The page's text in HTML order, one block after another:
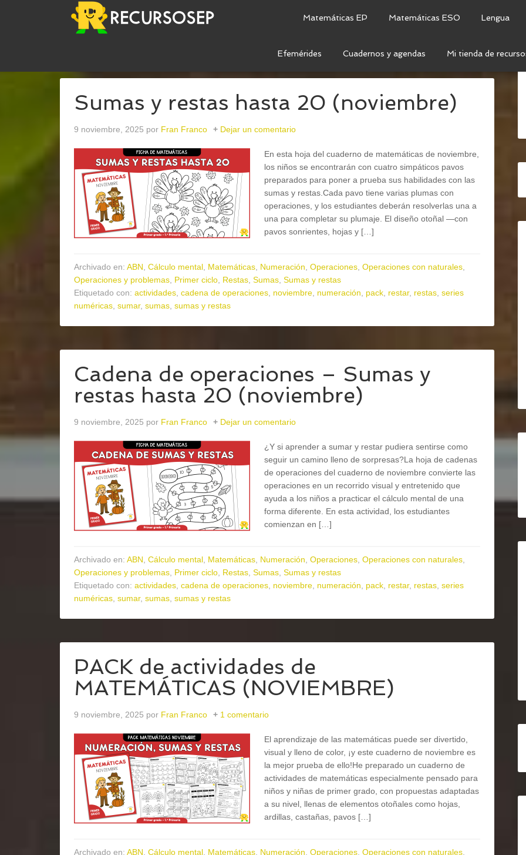
Matemáticas EP Matemáticas ESO Lengua
Efemérides Cuadernos y agendas Mi tienda de
Sumas y restas hasta 20 (noviembre)
9 noviembre, 2025 por Fran Franco Dejar un comentario
En esta hoja del cuaderno de matemáticas de noviembre,
los niños se encontrarán con cuatro simpáticos pavos
preparados para poner a prueba sus habilidades con las
sumas y restas.Cada pavo tiene varias plumas con
operaciones, y los estudiantes deberán resolverlas una a
una para completar su plumaje. El diseño otoñal —con
pavos sonrientes, hojas y […]
Archivado en: ABN Cálculo mental Matemáticas Numeración Operaciones Operaciones con naturales
Operaciones y problemas Primer ciclo Restas Sumas Sumas y restas
Etiquetado con: actividades cadena de operaciones noviembre numeración pack restar, restas series
numéricas sumar, sumas sumas y restas
Cadena de operaciones – Sumas y
restas hasta 20 (noviembre)
9 noviembre, 2025 por Fran Franco Dejar un comentario
¿Y si aprender a sumar y restar pudiera sentirse como
seguir un camino lleno de sorpresas?La hoja de cadenas
de operaciones del cuaderno de noviembre convierte las
operaciones en un recorrido visual y entretenido que
ayuda a los niños a practicar el cálculo mental de una
forma diferente. En esta actividad, los estudiantes
comienzan en […]
Archivado en: ABN Cálculo mental Matemáticas Numeración Operaciones Operaciones con naturales
Operaciones y problemas Primer ciclo Restas Sumas Sumas y restas
Etiquetado con: actividades cadena de operaciones noviembre numeración pack restar, restas series
numéricas sumar, sumas sumas y restas
PACK de actividades de
MATEMÁTICAS (NOVIEMBRE)
9 noviembre, 2025 por Fran Franco 1 comentario
El aprendizaje de las matemáticas puede ser divertido,
visual y lleno de color, ¡y este cuaderno de noviembre es
la mejor prueba de ello!He preparado un cuaderno de
actividades de matemáticas especialmente pensado para
niños y niñas de primer grado, con propuestas adaptadas
a su nivel, llenas de elementos otoñales como hojas,
ardillas, castañas, pavos […]
Archivado en: ABN Cálculo mental Matemáticas Numeración Operaciones Operaciones con naturales